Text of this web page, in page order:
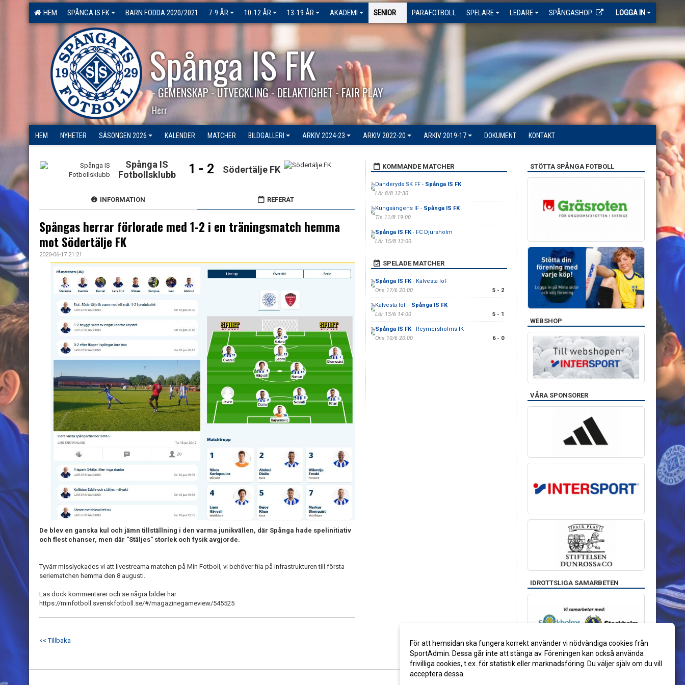
HEM SPÅNGA IS FK BARN FÖDDA 2020/2021 7-9 ÅR 10-12 ÅR 13-19 ÅR AKADEMI SENIOR PARAFOTBOLL SPELARE LEDARE SPÅNGASHOP LOGGA IN
Spånga IS FK
- GEMENSKAP - UTVECKLING - DELAKTIGHET - FAIR PLAY
Herr
HEM NYHETER SÄSONGEN 2026 KALENDER MATCHER BILDGALLERI ARKIV 2024-23 ARKIV 2022-20 ARKIV 2019-17 DOKUMENT KONTAKT
Spånga IS
Fotbollsklubb
1 - 2 Södertälje FK
INFORMATION REFERAT
Spångas herrar förlorade med 1-2 i en träningsmatch hemma
mot Södertälje FK
2020-06-17 21:21
De blev en ganska kul och jämn tillställning i den varma junikvällen, där Spånga hade spelinitiativ
och flest chanser, men där "Stäljes" storlek och fysik avgjorde.
Tyvärr misslyckades vi att livestreama matchen på Min Fotboll, vi behöver fila på infrastrukturen till första
seriematchen hemma den 8 augusti.
Läs dock kommentarer och se några bilder här:
https://minfotboll.svenskfotboll.se/#/magazinegameview/545525
<< Tillbaka
KOMMANDE MATCHER
Danderyds SK FF - Spånga IS FK
Lör 8/8 12:30
Kungsängens IF - Spånga IS FK
Tis 11/8 19:00
Spånga IS FK- FC Djursholm
Lör 15/8 13:00
SPELADE MATCHER
Spånga IS FK- Kälvesta IoF
Ons 17/6 20:00
5 - 2
Kälvesta IoF - Spånga IS FK
Lör 13/6 14:00
5 - 1
Spånga IS FK- Reymersholms IK
Ons 10/6 20:00
6 - 0
STÖTTA SPÅNGA FOTBOLL
WEBSHOP
VÅRA SPONSORER
IDROTTSLIGA SAMARBETEN
För att hemsidan ska fungera korrekt använder vi nödvändiga cookies från
SportAdmin. Dessa går inte att stänga av. Föreningen kan också använda
frivilliga cookies, t.ex. för statistik eller marknadsföring. Du väljer själv om du vill
acceptera dessa.